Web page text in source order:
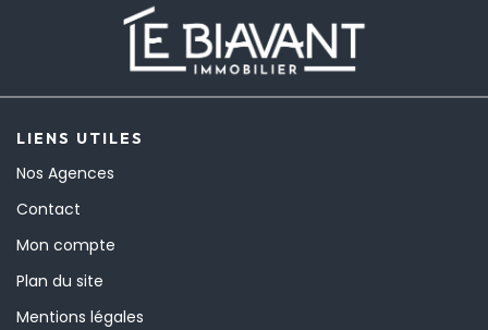
LIENS UTILES
Nos Agences
Contact
Mon compte
Plan du site
Mentions légales